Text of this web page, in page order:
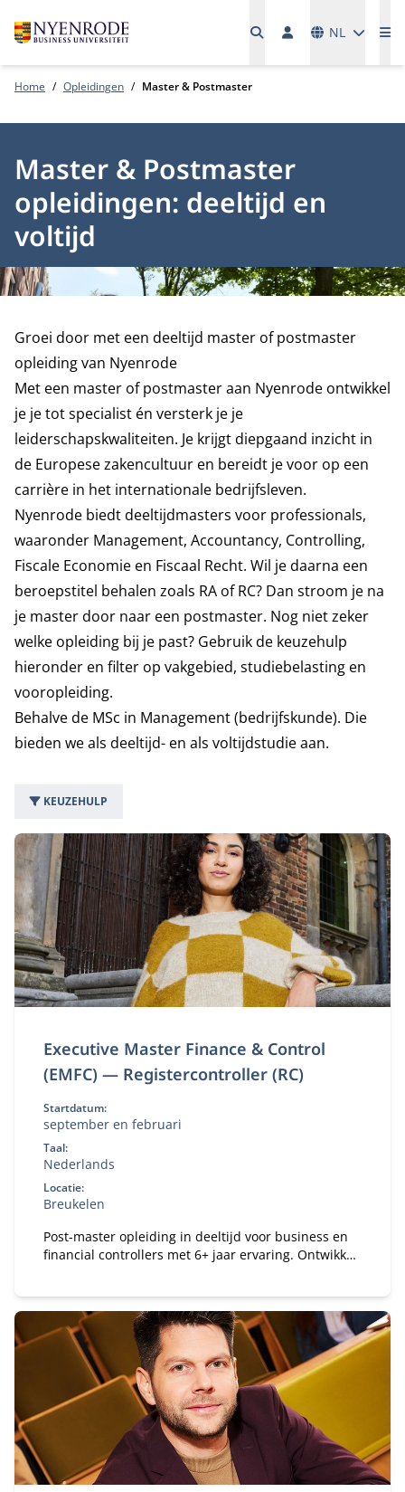
NL
Home Opleidingen Master & Postmaster
Master & Postmaster
opleidingen: deeltijd en
voltijd
Groei door met een deeltijd master of postmaster
opleiding van Nyenrode
Met een master of postmaster aan Nyenrode ontwikkel
je je tot specialist én versterk je je
leiderschapskwaliteiten. Je krijgt diepgaand inzicht in
de Europese zakencultuur en bereidt je voor op een
carrière in het internationale bedrijfsleven.
Nyenrode biedt deeltijdmasters voor professionals,
waaronder Management, Accountancy, Controlling,
Fiscale Economie en Fiscaal Recht. Wil je daarna een
beroepstitel behalen zoals RA of RC? Dan stroom je na
je master door naar een postmaster. Nog niet zeker
welke opleiding bij je past? Gebruik de keuzehulp
hieronder en filter op vakgebied, studiebelasting en
vooropleiding.
Behalve de MSc in Management (bedrijfskunde). Die
bieden we als deeltijd- en als voltijdstudieaan.
KEUZEHULP
26 opleidingen
Executive Master Finance & Control
(EMFC) — Registercontroller (RC)
Startdatum:
september en februari
Taal:
Nederlands
Locatie:
Breukelen
Post-master opleiding in deeltijd voor business en
financial controllers met 6+ jaar ervaring. Ontwikkel